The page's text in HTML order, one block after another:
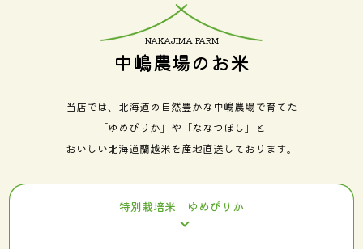
中嶋農場のお米
当店では、北海道の自然豊かな中嶋農場で育てた
「ゆめぴりか」や「ななつぼし」と
おいしい北海道蘭越米を産地直送しております。
特別栽培米 ゆめぴりか